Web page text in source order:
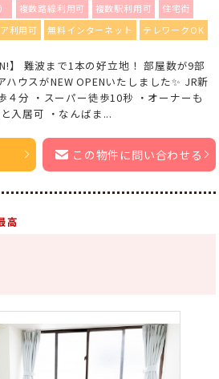
複数路線利用可 複数駅利用可
住宅街
利用可 無料インターネット テレワークOK
】 難波まで1本の好立地！ 部屋数が9部
ウスがNEW OPENいたしました✨ JR新
４分 ・スーパー徒歩10秒 ・オーナーも
入居可 ・なんばま...
この物件に問い合わせる
高